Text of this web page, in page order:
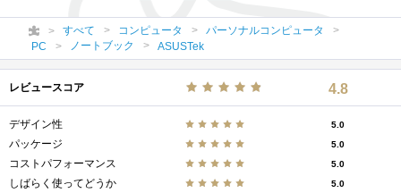
すべて コンピュータ
パーソナルコンピュータ
PC
ノートブック ASUSTek
レビュースコア 4.8
デザイン性 5.0
パッケージ 5.0
コストパフォーマンス 5.0
しばらく使ってどうか 5.0